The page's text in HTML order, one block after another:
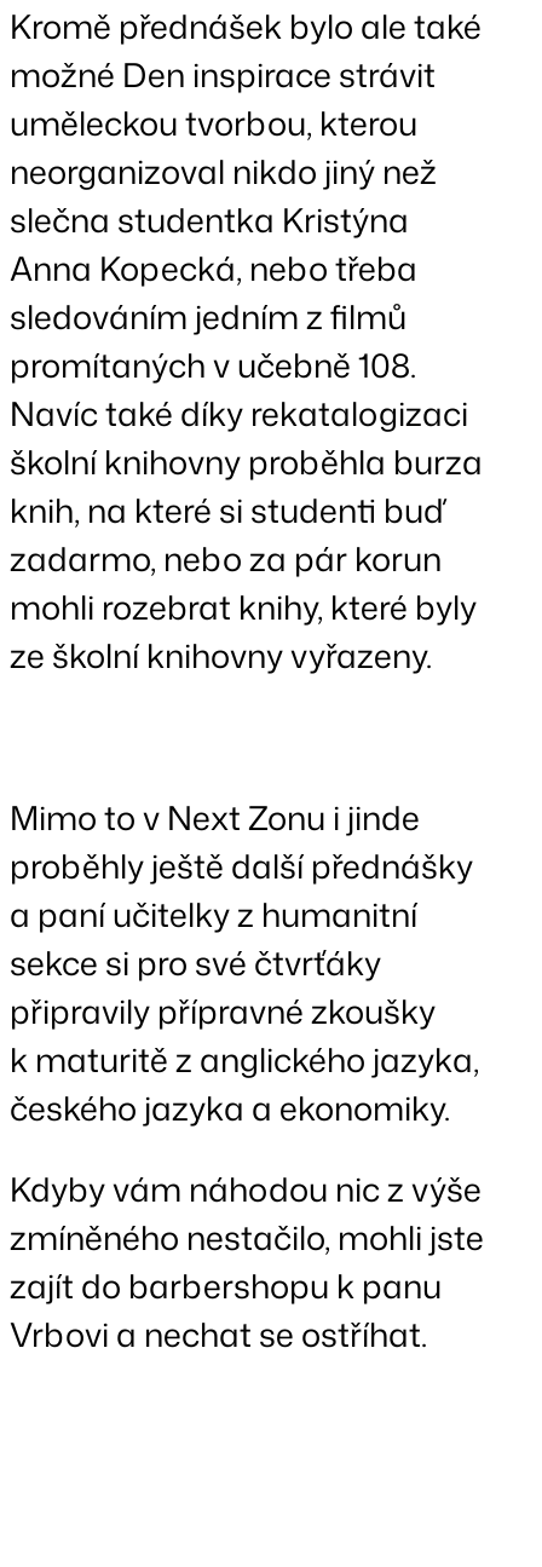
Kromě přednášek bylo ale také
možné Den inspirace strávit
uměleckou tvorbou, kterou
neorganizoval nikdo jiný než
slečna studentka Kristýna
Anna Kopecká, nebo třeba
sledováním jedním z filmů
promítaných v učebně 108.
Navíc také díky rekatalogizaci
školní knihovny proběhla burza
knih, na které si studenti buď
zadarmo, nebo za pár korun
mohli rozebrat knihy, které byly
ze školní knihovny vyřazeny.
Mimo to v Next Zonu i jinde
proběhly ještě další přednášky
a paní učitelky z humanitní
sekce si pro své čtvrťáky
připravily přípravné zkoušky
k maturitě z anglického jazyka,
českého jazyka a ekonomiky.
Kdyby vám náhodou nic z výše
zmíněného nestačilo, mohli jste
zajít do barbershopu k panu
Vrbovi a nechat se ostříhat.